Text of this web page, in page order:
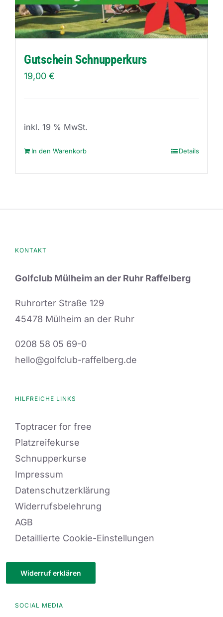
können
auf
der
Produktseite
Gutschein Schnupperkurs
19,00 €
inkl. 19 % MwSt.
In den Warenkorb Details
KONTAKT
Golfclub Mülheim an der Ruhr Raffelberg
Ruhrorter Straße 129
45478 Mülheim an der Ruhr
0208 58 05 69-0
hello@golfclub-raffelberg.de
HILFREICHE LINKS
Toptracer for free
Platzreifekurse
Schnupperkurse
Impressum
Datenschutzerklärung
Widerrufsbelehrung
AGB
Detaillierte Cookie-Einstellungen
Widerruf erklären
SOCIAL MEDIA